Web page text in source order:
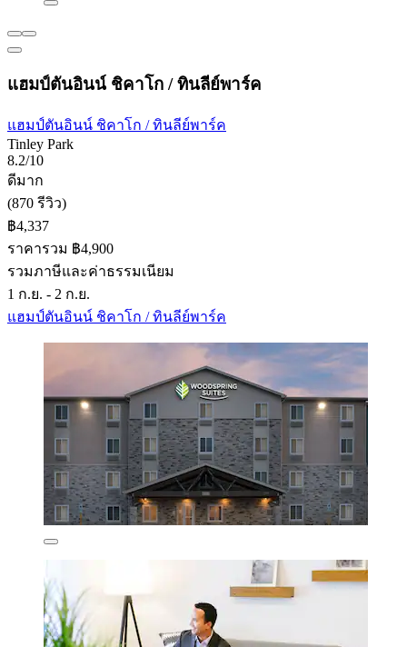
แฮมป์ตันอินน์ ชิคาโก / ทินลีย์พาร์ค
แฮมป์ตันอินน์ ชิคาโก / ทินลีย์พาร์ค
Tinley Park
8.2/10
ดีมาก
(870 รีวิว)
฿4,337
ราคารวม ฿4,900
รวมภาษีและค่าธรรมเนียม
1 ก.ย. - 2 ก.ย.
แฮมป์ตันอินน์ ชิคาโก / ทินลีย์พาร์ค